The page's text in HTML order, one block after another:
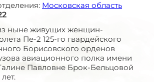
Московская область
ныне живущих женщин-
Пе-2 125-го гвардейского
Борисовского орденов
авиационного полка имени
Павловне Брок-Бельцовой